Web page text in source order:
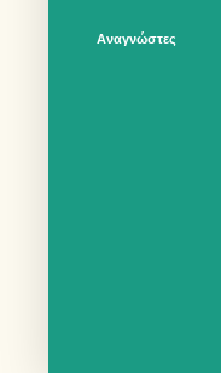
Αναγνώστες